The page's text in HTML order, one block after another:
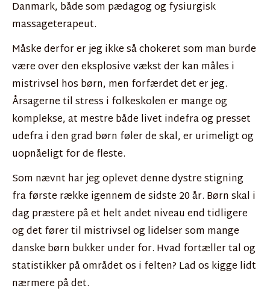
Danmark, både som pædagog og fysiurgisk
massageterapeut.
Måske derfor er jeg ikke så chokeret som man burde
være over den eksplosive vækst der kan måles i
mistrivsel hos børn, men forfærdet det er jeg.
Årsagerne til stress i folkeskolen er mange og
komplekse, at mestre både livet indefra og presset
udefra i den grad børn føler de skal, er urimeligt og
uopnåeligt for de fleste.
Som nævnt har jeg oplevet denne dystre stigning
fra første række igennem de sidste 20 år. Børn skal i
dag præstere på et helt andet niveau end tidligere
og det fører til mistrivsel og lidelser som mange
danske børn bukker under for. Hvad fortæller tal og
statistikker på området os i felten? Lad os kigge lidt
nærmere på det.